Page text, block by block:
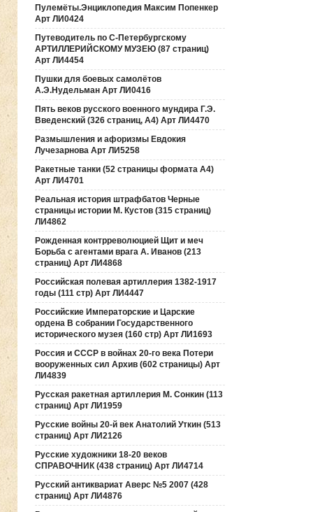
Пулемёты.Энциклопедия Максим Попенкер
Арт ЛИ0424
Путеводитель по С-Петербургскому
АРТИЛЛЕРИЙСКОМУ МУЗЕЮ (87 страниц)
Арт ЛИ4454
Пушки для боевых самолётов
А.Э.Нудельман Арт ЛИ0416
Пять веков русского военного мундира Г.Э.
Введенский (326 страниц, А4) Арт ЛИ4470
Размышления и афоризмы Евдокия
Лучезарнова Арт ЛИ5258
Ракетные танки (52 страницы формата А4)
Арт ЛИ4701
Реальная история штрафбатов Черные
страницы истории М. Кустов (315 страниц)
ЛИ4862
Рожденная контрреволюцией Щит и меч
Борьба с агентами врага А. Иванов (213
страниц) Арт ЛИ4868
Российская полевая артиллерия 1382-1917
годы (111 стр) Арт ЛИ4447
Российские Императорские и Царские
ордена В собрании Государственного
исторического музея (160 стр) Арт ЛИ1693
Россия и СССР в войнах 20-го века Потери
вооруженных сил Архив (602 страницы) Арт
ЛИ4839
Русская ракетная артиллерия М. Сонкин (113
страниц) Арт ЛИ1959
Русские войны 20-й век Анатолий Уткин (513
страниц) Арт ЛИ2126
Русские художники 18-20 веков
СПРАВОЧНИК (438 страниц) Арт ЛИ4714
Русский антиквариат Аверс №5 2007 (428
страниц) Арт ЛИ4876